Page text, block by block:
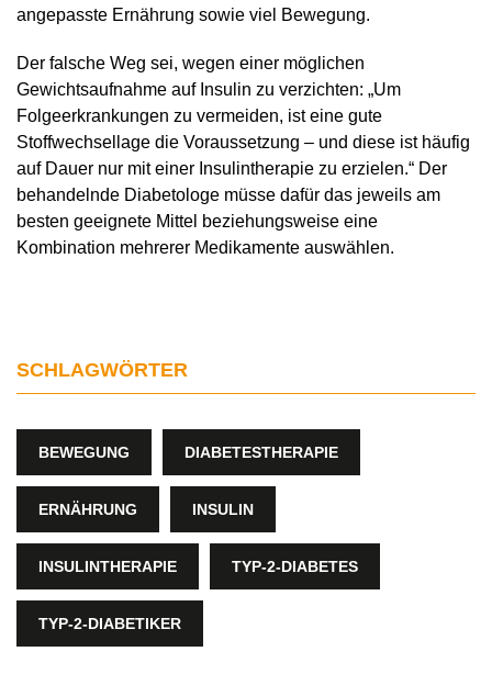
angepasste Ernährung sowie viel Bewegung.
Der falsche Weg sei, wegen einer möglichen
Gewichtsaufnahme auf Insulin zu verzichten: „Um
Folgeerkrankungen zu vermeiden, ist eine gute
Stoffwechsellage die Voraussetzung – und diese ist häufig
auf Dauer nur mit einer Insulintherapie zu erzielen.“ Der
behandelnde Diabetologe müsse dafür das jeweils am
besten geeignete Mittel beziehungsweise eine
Kombination mehrerer Medikamente auswählen.
SCHLAGWÖRTER
BEWEGUNG DIABETESTHERAPIE
ERNÄHRUNG INSULIN
INSULINTHERAPIE TYP-2-DIABETES
TYP-2-DIABETIKER